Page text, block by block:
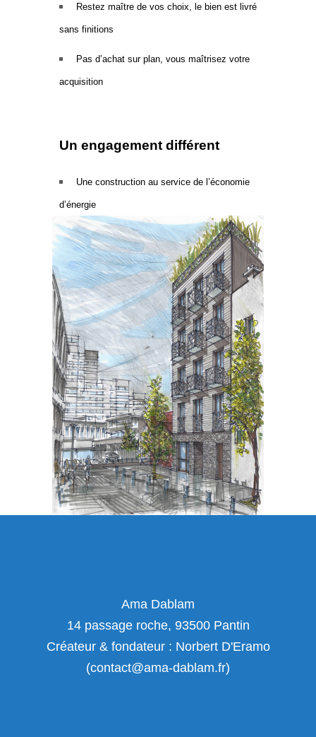
Restez maître de vos choix, le bien est livré
sans finitions
Pas d’achat sur plan, vous maîtrisez votre
acquisition
Un engagement différent
Une construction au service de l’économie
d’énergie
Ama Dablam
14 passage roche, 93500 Pantin
Créateur & fondateur : Norbert D'Eramo
(contact@ama-dablam.fr)